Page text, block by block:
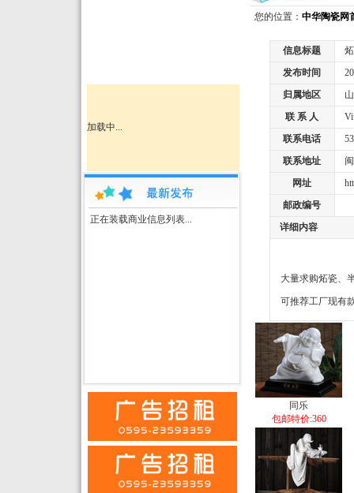
加载中...
正在装载商业信息列表...
您的位置： 中华陶瓷网
信息标题
炻
发布时间
归属地区
山
联 系 人
联系电话
联系地址
闽
网址
邮政编号
详细内容
大量求购炻瓷、
可推荐工厂现有
同乐
包邮特价:360